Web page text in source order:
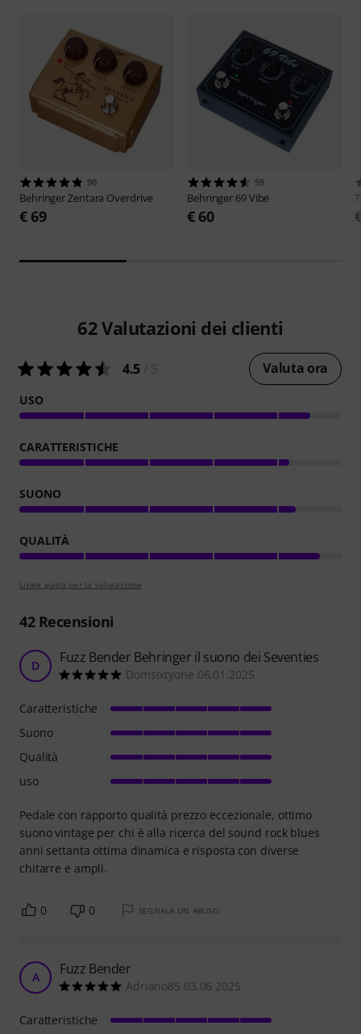
90
Behringer Zentara Overdrive
€ 69
59
Behringer 69 Vibe
€ 60
62Valutazioni dei clienti
4.5 Valuta ora
USO
CARATTERISTICHE
SUONO
QUALITÀ
Linee guida per la valutazione
42Recensioni
D Fuzz Bender Behringer il suono dei Seventies
Domsixtyone 06.01.2025
Pedale con rapporto qualità prezzo eccezionale, ottimo
suono vintage per chi è alla ricerca del sound rock blues
anni settanta ottima dinamica e risposta con diverse
chitarre e ampli.
Caratteristiche
Suono
Qualità
uso
0 0 SEGNALA UN ABUSO
A Fuzz Bender
Adriano85 03.06.2025
Caratteristiche